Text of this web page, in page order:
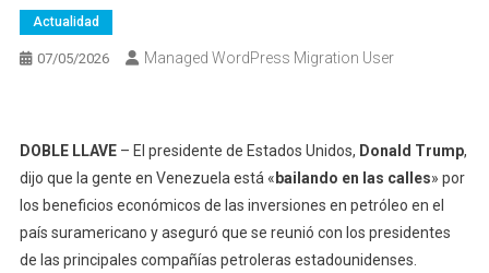
Actualidad
07/05/2026 Managed WordPress Migration User
DOBLE LLAVE– El presidente de Estados Unidos, Donald Trump,
dijo que la gente en Venezuela está « bailando en las calles» por
los beneficios económicos de las inversiones en petróleo en el
país suramericano y aseguró que se reunió con los presidentes
de las principales compañías petroleras estadounidenses.